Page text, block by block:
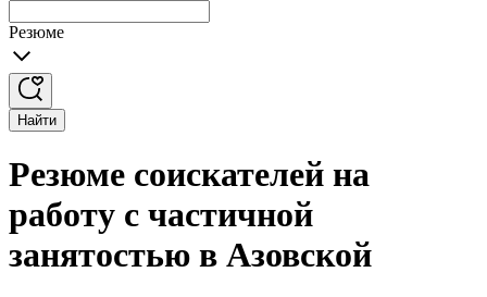
Резюме
Найти
Резюме соискателей на
работу с частичной
занятостью в Азовской